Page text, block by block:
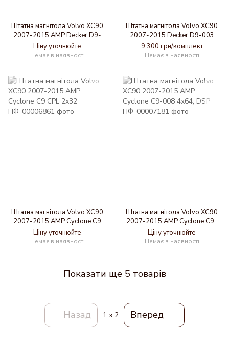
Штатна магнітола Volvo XC90
2007-2015 AMP Decker D9-
004 6x128, DSP 360, 2k
Ціну уточнюйте
Немає в наявності
Штатна магнітола Volvo XC90
2007-2015 Decker D9-003
6x128, DSP, 4G, 2k
9 300 грн/комплект
Немає в наявності
Штатна магнітола Volvo XC90
2007-2015 AMP Cyclone C9
CPL 2x32
Ціну уточнюйте
Немає в наявності
Штатна магнітола Volvo XC90
2007-2015 AMP Cyclone C9-
008 4x64, DSP
Ціну уточнюйте
Немає в наявності
Показати ще 5 товарів
Назад 1 з 2 Вперед